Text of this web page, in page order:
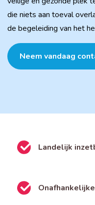
die niets aan toeval
de begeleiding van het
Neem vandaag
Landelijk